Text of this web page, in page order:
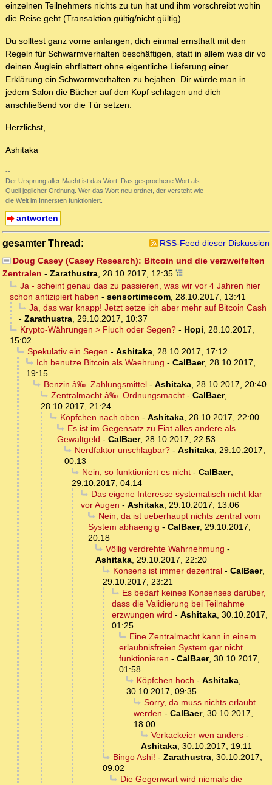
einzelnen Teilnehmers nichts zu tun hat und ihm vorschreibt wohin
die Reise geht (Transaktion gültig/nicht gültig).
Du solltest ganz vorne anfangen, dich einmal ernsthaft mit den
Regeln für Schwarmverhalten beschäftigen, statt in allem was dir vo
deinen Äuglein ehrflattert ohne eigentliche Lieferung einer
Erklärung ein Schwarmverhalten zu bejahen. Dir würde man in
jedem Salon die Bücher auf den Kopf schlagen und dich
anschließend vor die Tür setzen.
Herzlichst,
Ashitaka
--
Der Ursprung aller Macht ist das Wort. Das gesprochene Wort als
Quell jeglicher Ordnung. Wer das Wort neu ordnet, der versteht wie
die Welt im Innersten funktioniert.
antworten
gesamter Thread:
RSS-Feed dieser Diskussion
Doug Casey (Casey Research): Bitcoin und die verzweifelten
Zentralen - Zarathustra, 28.10.2017, 12:35
Ja - scheint genau das zu passieren, was wir vor 4 Jahren hier
schon antizipiert haben - sensortimecom, 28.10.2017, 13:41
Ja, das war knapp! Jetzt setze ich aber mehr auf Bitcoin Cash
- Zarathustra, 29.10.2017, 10:37
Krypto-Währungen > Fluch oder Segen?- Hopi, 28.10.2017,
15:02
Spekulativ ein Segen - Ashitaka, 28.10.2017, 17:12
Ich benutze Bitcoin als Waehrung - CalBaer, 28.10.2017,
19:15
Benzin â‰ Zahlungsmittel- Ashitaka, 28.10.2017, 20:40
Zentralmacht â‰ Ordnungsmacht- CalBaer,
28.10.2017, 21:24
Köpfchen nach oben - Ashitaka, 28.10.2017, 22:00
Es ist im Gegensatz zu Fiat alles andere als
Gewaltgeld - CalBaer, 28.10.2017, 22:53
Nerdfaktor unschlagbar?- Ashitaka, 29.10.2017,
00:13
Nein, so funktioniert es nicht- CalBaer,
29.10.2017, 04:14
Das eigene Interesse systematisch nicht klar
vor Augen - Ashitaka, 29.10.2017, 13:06
Nein, da ist ueberhaupt nichts zentral vom
System abhaengig - CalBaer, 29.10.2017,
20:18
Völlig verdrehte Wahrnehmung -
Ashitaka, 29.10.2017, 22:20
Konsens ist immer dezentral- CalBaer,
29.10.2017, 23:21
Es bedarf keines Konsenses darüber,
dass die Validierung bei Teilnahme
erzwungen wird - Ashitaka, 30.10.2017,
01:25
Eine Zentralmacht kann in einem
erlaubnisfreien System gar nicht
funktionieren - CalBaer, 30.10.2017,
01:58
Köpfchen hoch - Ashitaka,
30.10.2017, 09:35
Sorry, da muss nichts erlaubt
werden - CalBaer, 30.10.2017,
18:00
Verkackeier wen anders-
Ashitaka, 30.10.2017, 19:11
Bingo Ashi! - Zarathustra, 30.10.2017,
09:02
Die Gegenwart wird niemals die